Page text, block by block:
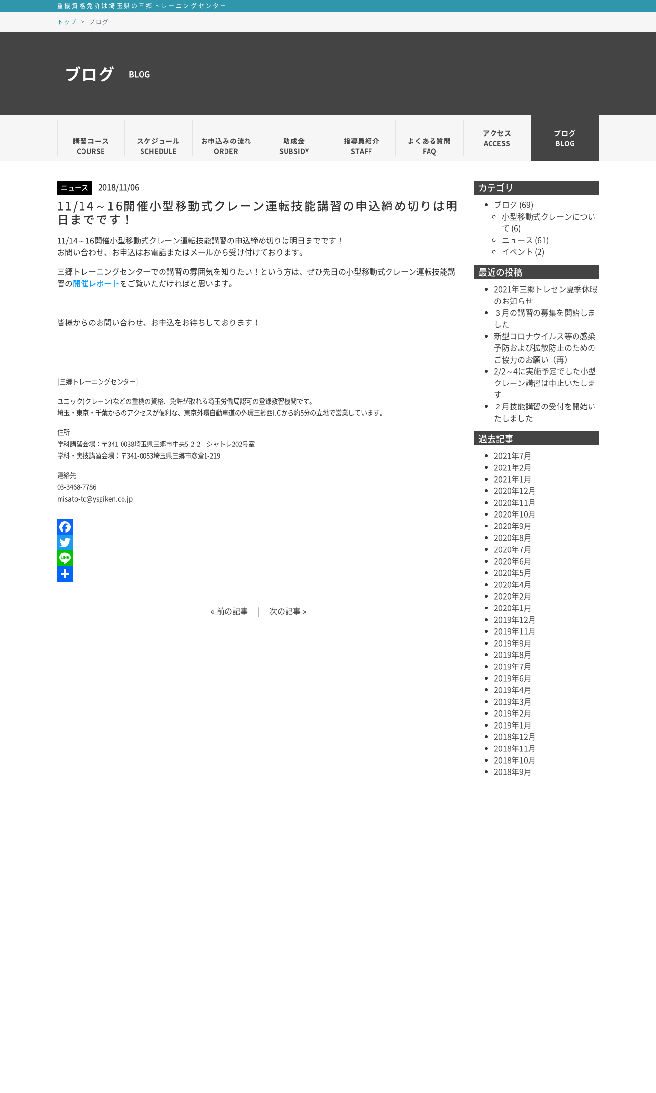
重機資格免許は埼玉県の三郷トレーニングセンター
トップ
ブログ
ブログ BLOG
講習コース
COURSE
スケジュール
SCHEDULE
お申込みの流れ
ORDER
助成金
SUBSIDY
指導員紹介
STAFF
よくある質問
FAQ
アクセス
ACCESS
ブログ
BLOG
ニュース 2018/11/06
11/14～16開催小型移動式クレーン運転技能講習の申込締め切りは明
日までです！
11/14～16開催小型移動式クレーン運転技能講習の申込締め切りは明日までです！
お問い合わせ、お申込はお電話またはメールから受け付けております。
三郷トレーニングセンターでの講習の雰囲気を知りたい！という方は、ぜひ先日の小型移動式クレーン運転技能講
習の開催レポートをご覧いただければと思います。
皆様からのお問い合わせ、お申込をお待ちしております！
[三郷トレーニングセンター]
ユニック(クレーン)などの重機の資格、免許が取れる埼玉労働局認可の登録教習機関です。
埼玉・東京・千葉からのアクセスが便利な、東京外環自動車道の外環三郷西I.Cから約5分の立地で営業しています。
住所
学科講習会場：〒341-0038埼玉県三郷市中央5-2-2 シャトレ202号室
学科・実技講習会場：〒341-0053埼玉県三郷市彦倉1-219
連絡先
03-3468-7786
misato-tc@ysgiken.co.jp
Facebook
Twitter
Line
« 前の記事| 次の記事»
カテゴリ
ブログ (69)
小型移動式クレーンについ
て (6)
ニュース (61)
イベント (2)
最近の投稿
2021年三郷トレセン夏季休暇
のお知らせ
３月の講習の募集を開始しま
した
新型コロナウイルス等の感染
予防および拡散防止のための
ご協力のお願い（再）
2/2～4に実施予定でした小型
クレーン講習は中止いたしま
す
２月技能講習の受付を開始い
たしました
過去記事
2021年7月
2021年2月
2021年1月
2020年12月
2020年11月
2020年10月
2020年9月
2020年8月
2020年7月
2020年6月
2020年5月
2020年4月
2020年2月
2020年1月
2019年12月
2019年11月
2019年9月
2019年8月
2019年7月
2019年6月
2019年4月
2019年3月
2019年2月
2019年1月
2018年12月
2018年11月
2018年10月
2018年9月